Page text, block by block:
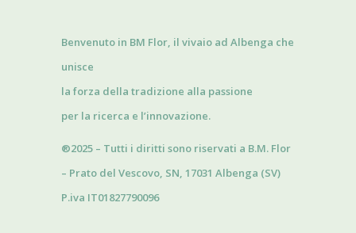
Benvenuto in BM Flor, il vivaio ad Albenga che
unisce
la forza della tradizione alla passione
per la ricerca e l’innovazione.
®2025 – Tutti i diritti sono riservati a B.M. Flor
– Prato del Vescovo, SN, 17031 Albenga (SV)
P.iva IT01827790096